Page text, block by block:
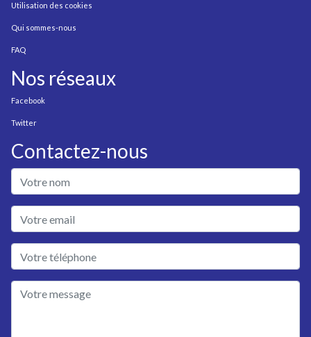
Utilisation des cookies
Qui sommes-nous
FAQ
Nos réseaux
Facebook
Twitter
Contactez-nous